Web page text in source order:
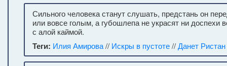
Сильного человека станут слушать, предстань он
или вовсе голым, а губошлепа не украсят ни доспехи
с алой каймой.
Теги: Илия Амирова// Искры в пустоте//Данет Ристан